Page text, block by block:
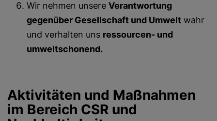
Wir nehmen unsere Verantwortung
gegenüber Gesellschaft und Umwelt wahr
und verhalten uns ressourcen- und
umweltschonend.
Aktivitäten und Maßnahmen
im Bereich CSR und